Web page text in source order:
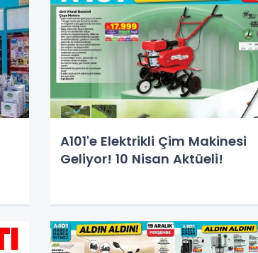
A101'e Elektrikli Çim Makinesi
Geliyor! 10 Nisan Aktüeli!